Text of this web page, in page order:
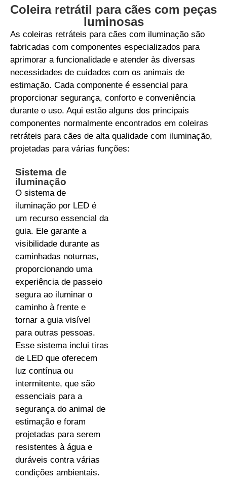
Coleira retrátil para cães com peças
luminosas
As coleiras retráteis para cães com iluminação são
fabricadas com componentes especializados para
aprimorar a funcionalidade e atender às diversas
necessidades de cuidados com os animais de
estimação. Cada componente é essencial para
proporcionar segurança, conforto e conveniência
durante o uso. Aqui estão alguns dos principais
componentes normalmente encontrados em coleiras
retráteis para cães de alta qualidade com iluminação,
projetadas para várias funções:
Sistema de
iluminação
O sistema de
iluminação por LED é
um recurso essencial da
guia. Ele garante a
visibilidade durante as
caminhadas noturnas,
proporcionando uma
experiência de passeio
segura ao iluminar o
caminho à frente e
tornar a guia visível
para outras pessoas.
Esse sistema inclui tiras
de LED que oferecem
luz contínua ou
intermitente, que são
essenciais para a
segurança do animal de
estimação e foram
projetadas para serem
resistentes à água e
duráveis contra várias
condições ambientais.